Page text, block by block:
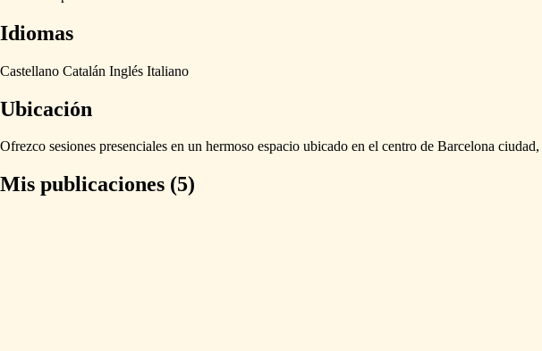
Idiomas
Castellano Catalán Inglés Italiano
Ubicación
Ofrezco sesiones presenciales en un hermoso espacio ubicado en el centro de Barcelona ciudad,
Mis publicaciones (5)